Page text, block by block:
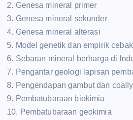
2. Genesa mineral primer
3. Genesa mineral sekunder
4. Genesa mineral alterasi
5. Model genetik dan empirik
6. Sebaran mineral berharga di
7. Pengantar geologi lapisan
8. Pengendapan gambut dan
9. Pembatubaraan biokimia
10. Pembatubaraan geokimia